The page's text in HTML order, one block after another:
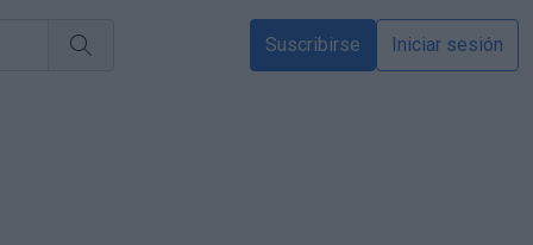
Suscribirse Iniciar sesión